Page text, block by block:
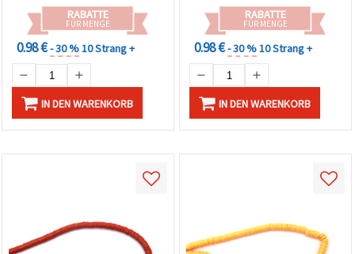
RABATTE
FÜR MENGE
0.98 €- 30 %10 Strang +
IN DEN WARENKORB
RABATTE
FÜR MENGE
0.98 €- 30 %10 Strang +
IN DEN WARENKORB